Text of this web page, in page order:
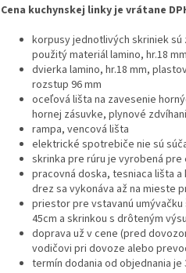
Cena kuchynskej linky je vrátane
korpusy jednotlivých skriniek
použitý materiál lamino, hr.18
dvierka lamino, hr.18 mm,
rozstup 96 mm
oceľová lišta na zavesenie
hornej zásuvke, plynové
rampa, vencová lišta
elektrické spotrebiče nie sú
skrinka pre rúru je vyrobená
pracovná doska, tesniaca lišta
drez sa vykonáva až na mieste
priestor pre vstavanú
45cm a skrinkou s drôteným
doprava už v cene (pred
vodičovi pri dovoze alebo
termín dodania od objednania je